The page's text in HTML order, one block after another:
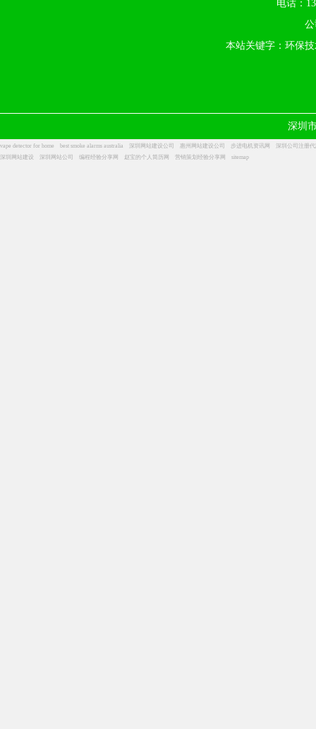
电话：
本站关键字：环保
深圳
vape detector for home best smoke alarms australia 深圳网站建设公司 惠州网站建设公司 步进电机资讯网
深圳公司注册
深圳网站建设
深圳网站公司 编程经验分享网 赵宝的个人简历网 营销策划经验分享网 sitemap